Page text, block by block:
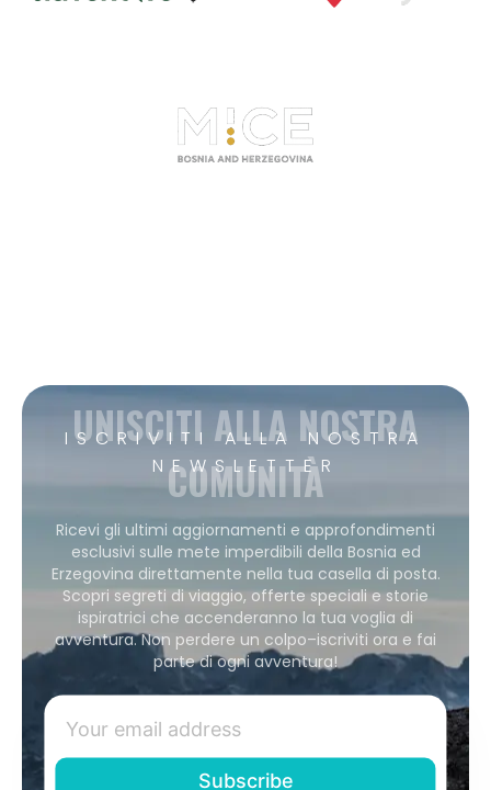
ISCRIVITI ALLA NOSTRA
NEWSLETTER
UNISCITI ALLA NOSTRA
COMUNITÀ
Ricevi gli ultimi aggiornamenti e approfondimenti
esclusivi sulle mete imperdibili della Bosnia ed
Erzegovina direttamente nella tua casella di posta.
Scopri segreti di viaggio, offerte speciali e storie
ispiratrici che accenderanno la tua voglia di
avventura. Non perdere un colpo–iscriviti ora e fai
parte di ogni avventura!